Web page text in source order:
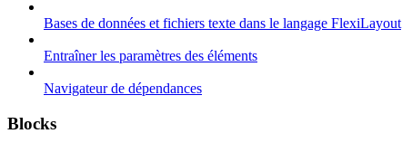
Bases de données et fichiers texte dans le langage FlexiLayout
Entraîner les paramètres des éléments
Navigateur de dépendances
Blocks